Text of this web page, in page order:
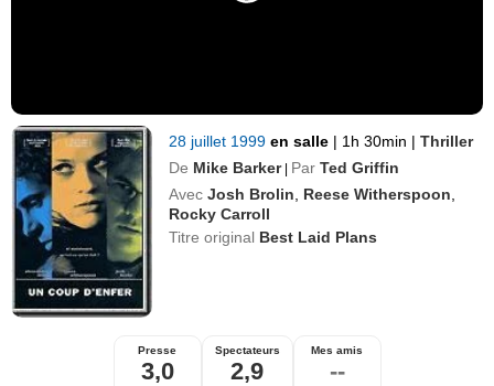
28 juillet 1999en salle | 1h 30min | Thriller
De Mike Barker | Par Ted Griffin
Avec Josh Brolin Reese Witherspoon
Rocky Carroll
Titre original Best Laid Plans
Presse
3,0
Spectateurs
2,9
Mes amis
--